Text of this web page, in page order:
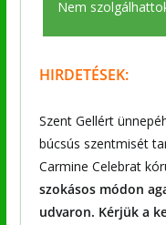
Nem
HIRDETÉSEK:
Szent Gellért
búcsús szentmisét
Carmine Celebrat
szokásos módon
udvaron. Kérjük a